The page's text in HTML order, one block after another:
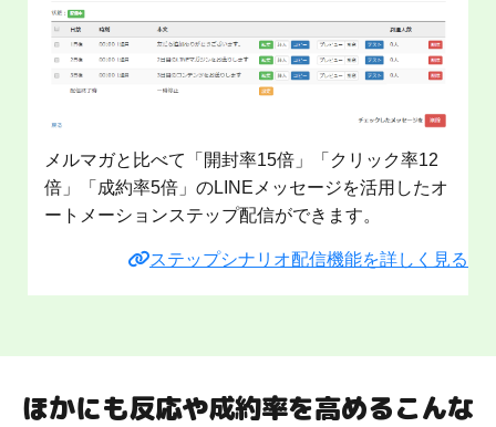
メルマガと比べて「開封率15倍」「クリック率12
倍」「成約率5倍」のLINEメッセージを活用したオ
ートメーションステップ配信ができます。
ステップシナリオ配信機能を詳しく見る
ほかにも反応や成約率を高めるこんな